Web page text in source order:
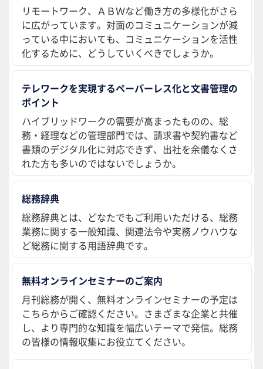
リモートワーク、ＡＢＷなど働き方の多様化がさら
に広がっています。対面のコミュニケーションが減
っている中においても、コミュニケーションを活性
化するために、どうしていくべきでしょうか。
テレワークを実現するペーパーレス化と文書管理の
ポイント
ハイブリッドワークの需要が高まったものの、総
務・経理などの管理部門では、請求書や契約書など
書類のデジタル化に対応できず、出社を余儀なくさ
れた方も多いのではないでしょうか。
総務辞典
総務辞典とは、どなたでもご利用いただける、総務
業務に関する一般知識、関連法令や実務ノウハウな
ど総務に関する用語辞典です。
無料オンラインセミナーのご案内
月刊総務が開く、無料オンラインセミナーの予定は
こちらからご確認ください。さまざまな企業と共催
し、より専門的な知識を幅広いテーマで発信。総務
の皆様の情報収集にお役立てください。